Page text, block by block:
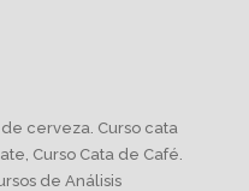
cerveza. Curso cata
Curso Cata de Café.
de Análisis